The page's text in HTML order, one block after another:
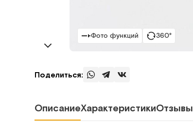
Фото функций 360°
Поделиться:
ОписаниеХарактеристикиОтзывы